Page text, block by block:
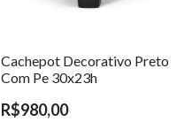
Cachepot Decorativo Preto
Com Pe 30x23h
R$980,00